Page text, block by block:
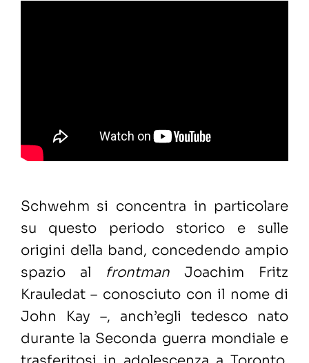
Schwehm si concentra in particolare
su questo periodo storico e sulle
origini della band, concedendo ampio
spazio al frontman Joachim Fritz
Krauledat – conosciuto con il nome di
John Kay –, anch’egli tedesco nato
durante la Seconda guerra mondiale e